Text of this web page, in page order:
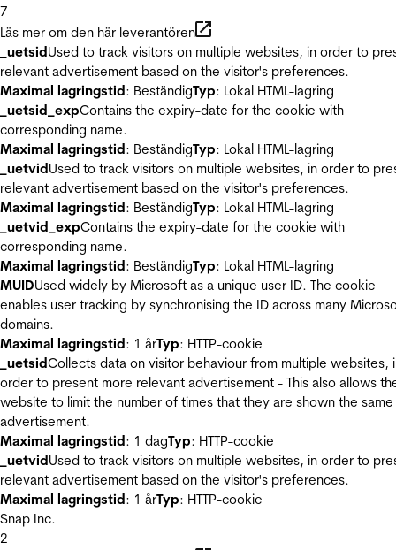
7
Läs mer om den här leverantören
_uetsidUsed to track visitors on multiple websites, in order to
relevant advertisement based on the visitor's preferences.
Maximal lagringstid: BeständigTyp: Lokal HTML-lagring
_uetsid_expContains the expiry-date for the cookie with
corresponding name.
Maximal lagringstid: BeständigTyp: Lokal HTML-lagring
_uetvidUsed to track visitors on multiple websites, in order to
relevant advertisement based on the visitor's preferences.
Maximal lagringstid: BeständigTyp: Lokal HTML-lagring
_uetvid_expContains the expiry-date for the cookie with
corresponding name.
Maximal lagringstid: BeständigTyp: Lokal HTML-lagring
MUIDUsed widely by Microsoft as a unique user ID. The cookie
enables user tracking by synchronising the ID across many
domains.
Maximal lagringstid: 1 årTyp: HTTP-cookie
_uetsidCollects data on visitor behaviour from multiple websites,
order to present more relevant advertisement - This also allows
website to limit the number of times that they are shown the same
advertisement.
Maximal lagringstid: 1 dagTyp: HTTP-cookie
_uetvidUsed to track visitors on multiple websites, in order to
relevant advertisement based on the visitor's preferences.
Maximal lagringstid: 1 årTyp: HTTP-cookie
Snap Inc.
2